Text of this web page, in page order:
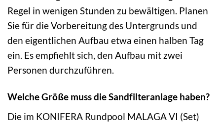
Regel in wenigen Stunden zu bewältigen. Planen
Sie für die Vorbereitung des Untergrunds und
den eigentlichen Aufbau etwa einen halben Tag
ein. Es empfiehlt sich, den Aufbau mit zwei
Personen durchzuführen.
Welche Größe muss die Sandfilteranlage haben?
Die im KONIFERA Rundpool MALAGA VI (Set)